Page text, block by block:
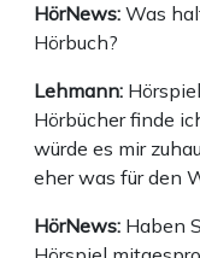
HörNews: Was
Hörbuch?
Lehmann:
Hörbücher finde
würde es mir
eher was für den
HörNews: Haben